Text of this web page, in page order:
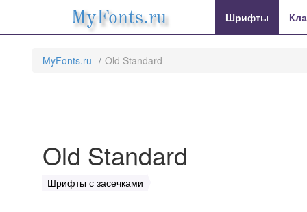
MyFonts.ru Шрифты
MyFonts.ru Old Standard
Old Standard
Шрифты с засечками